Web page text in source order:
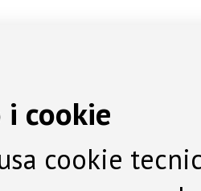
cookie
cookie